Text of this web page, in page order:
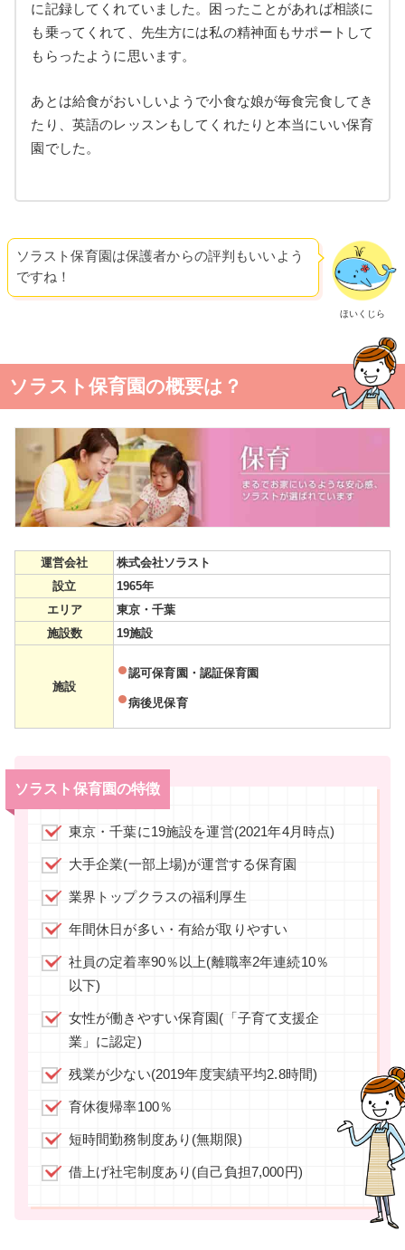
に記録してくれていました。困ったことがあれば相談に
も乗ってくれて、先生方には私の精神面もサポートして
もらったように思います。
あとは給食がおいしいようで小食な娘が毎食完食してき
たり、英語のレッスンもしてくれたりと本当にいい保育
園でした。
ほいくじら
ソラスト保育園は保護者からの評判もいいよう
ですね！
ソラスト保育園の概要は？
運営会社
株式会社ソラスト
設立
1965年
エリア
東京・千葉
施設数
19施設
施設
認可保育園・認証保育園
病後児保育
ソラスト保育園の特徴
東京・千葉に19施設を運営(2021年4月時点)
大手企業(一部上場)が運営する保育園
業界トップクラスの福利厚生
年間休日が多い・有給が取りやすい
社員の定着率90％以上(離職率2年連続10％
以下)
女性が働きやすい保育園(「子育て支援企
業」に認定)
残業が少ない(2019年度実績平均2.8時間)
育休復帰率100％
短時間勤務制度あり(無期限)
借上げ社宅制度あり(自己負担7,000円)